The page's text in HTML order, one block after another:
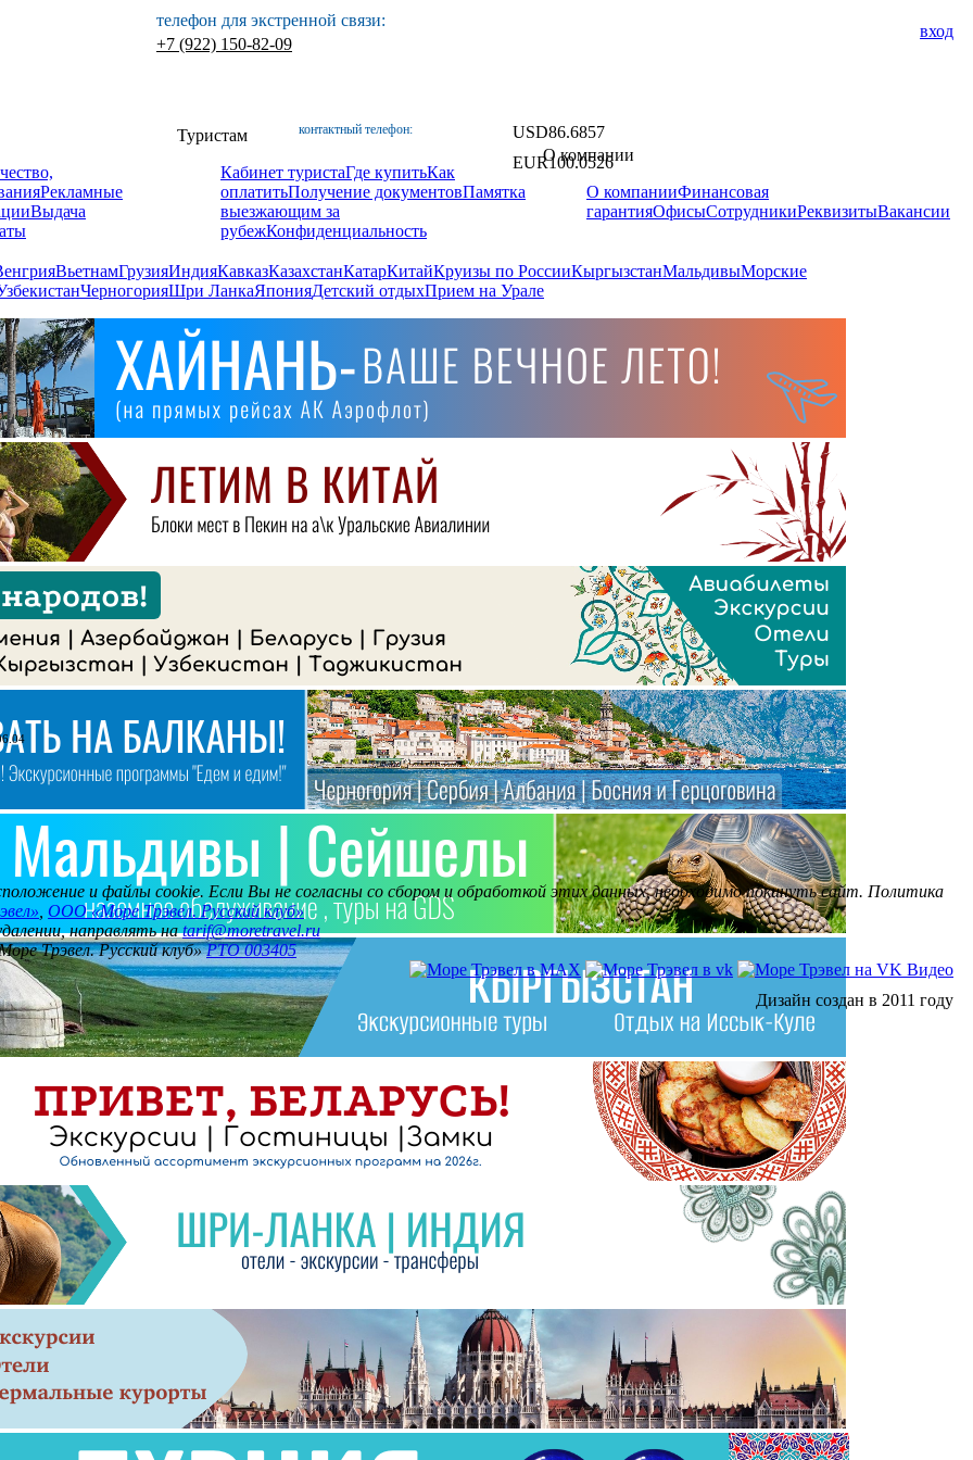
вход
телефон для экстренной связи:
+7 (922) 150-82-09
контактный телефон: USD86.6857
EUR100.0526
Рекламные
Выдача
Туристам
Кабинет туристаГде купитьКак
оплатитьПолучение документовПамятка
выезжающим за
рубежКонфиденциальность
О компании
О компанииФинансовая
гарантияОфисыСотрудникиРеквизитыВакансии
ВьетнамГрузияИндияКавказКазахстанКатарКитайКруизы по РоссииКыргызстанМальдивыМорские
ЧерногорияШри ЛанкаЯпонияДетский отдыхПрием на Урале
и файлы cookie. Если Вы не согласны со сбором и обработкой этих данных, необходимо покинуть сайт. Политика
, ООО «Море Трэвел. Русский клуб»
направлять наtarif@moretravel.ru
Трэвел. Русский клуб»РТО 003405
Дизайн создан в 2011 году